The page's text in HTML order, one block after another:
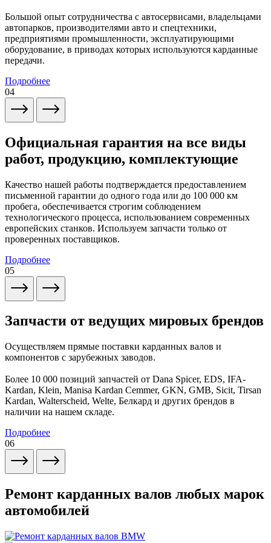
Большой опыт сотрудничества с автосервисами, владельцами
автопарков, производителями авто и спецтехники,
предприятиями промышленности, эксплуатирующими
оборудование, в приводах которых используются карданные
передачи.
Подробнее
04
Официальная гарантия на все виды
работ, продукцию, комплектующие
Качество нашей работы подтверждается предоставлением
письменной гарантии до одного года или до 100 000 км
пробега, обеспечивается строгим соблюдением
технологического процесса, использованием современных
европейских станков. Используем запчасти только от
проверенных поставщиков.
Подробнее
05
Запчасти от ведущих мировых брендов
Осуществляем прямые поставки карданных валов и
компонентов с зарубежных заводов.
Более 10 000 позиций запчастей от Dana Spicer, EDS, IFA-
Kardan, Klein, Manisa Kardan Cemmer, GKN, GMB, Sicit, Tirsan
Kardan, Walterscheid, Welte, Белкард и других брендов в
наличии на нашем складе.
Подробнее
06
Ремонт карданных валов любых марок
автомобилей